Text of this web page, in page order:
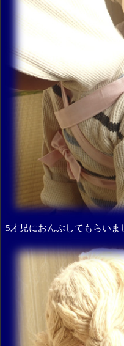
5才児におんぶしてもらいま